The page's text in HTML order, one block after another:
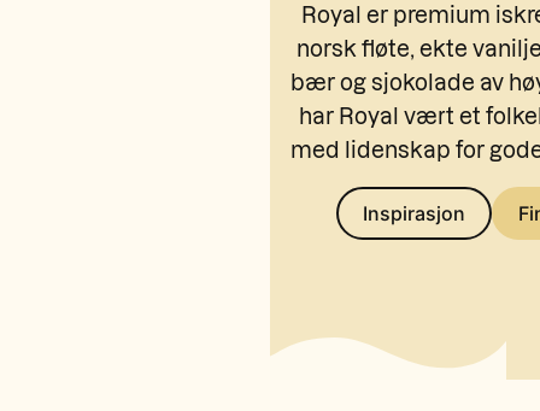
Royal er premium
norsk fløte, ekte
bær og sjokolade av
har Royal vært et
med lidenskap for
Inspirasjon